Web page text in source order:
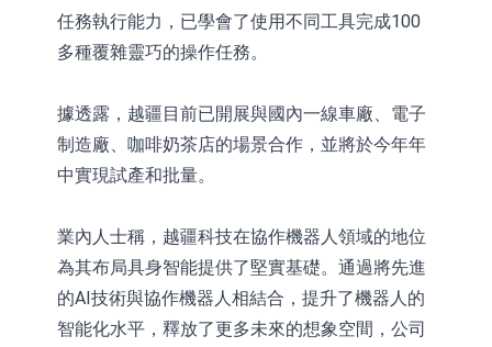
任務執行能力，已學會了使用不同工具完成100
多種覆雜靈巧的操作任務。
據透露，越疆目前已開展與國內一線車廠、電子
制造廠、咖啡奶茶店的場景合作，並將於今年年
中實現試產和批量。
業內人士稱，越疆科技在協作機器人領域的地位
為其布局具身智能提供了堅實基礎。通過將先進
的AI技術與協作機器人相結合，提升了機器人的
智能化水平，釋放了更多未來的想象空間，公司